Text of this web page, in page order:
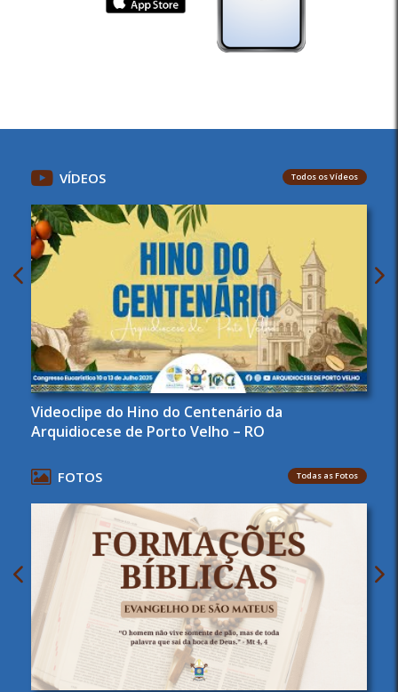
VÍDEOS Todos os Vídeos
Videoclipe do Hino do Centenário da
Arquidiocese de Porto Velho – RO
FOTOS Todas as Fotos